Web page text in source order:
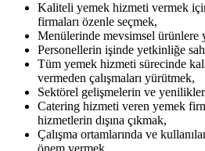
Kaliteli yemek hizmeti vermek
firmaları özenle seçmek,
Menülerinde mevsimsel ürünlere
Personellerin işinde yetkinliğe
Tüm yemek hizmeti sürecinde
vermeden çalışmaları yürütmek,
Sektörel gelişmelerin ve
Catering hizmeti veren yemek
hizmetlerin dışına çıkmak,
Çalışma ortamlarında ve